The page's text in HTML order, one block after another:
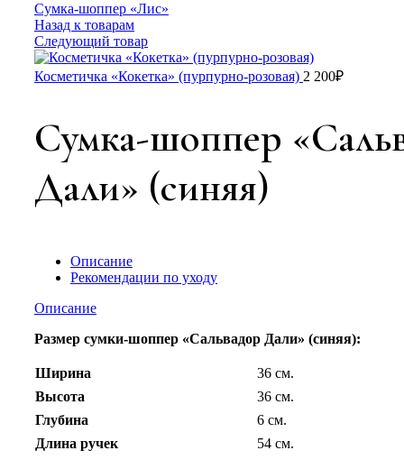
Сумка-шоппер «Лис»
Назад к товарам
Следующий товар
Косметичка «Кокетка» (пурпурно-розовая) 2 200₽
Сумка-шоппер
Дали» (синяя)
Описание
Рекомендации по уходу
Описание
Размер сумки-шоппер «Сальвадор Дали» (синяя):
Ширина
36 см.
Высота
36 см.
Глубина
6 см.
Длина ручек
54 см.